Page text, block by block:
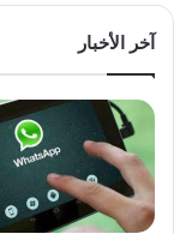
آخر الأخبار